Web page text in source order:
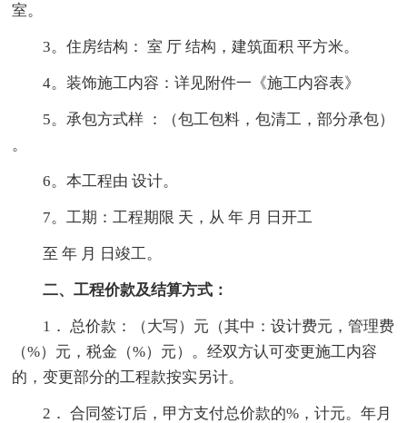
室。
3。住房结构： 室 厅 结构，建筑面积 平方米。
4。装饰施工内容：详见附件一《施工内容表》
5。承包方式样 ：（包工包料，包清工，部分承包）
。
6。本工程由 设计。
7。工期：工程期限 天，从 年 月 日开工
至 年 月 日竣工。
二、工程价款及结算方式：
1． 总价款：（大写）元（其中：设计费元，管理费
（%）元，税金（%）元）。经双方认可变更施工内容
的，变更部分的工程款按实另计。
2． 合同签订后，甲方支付总价款的%，计元。年月